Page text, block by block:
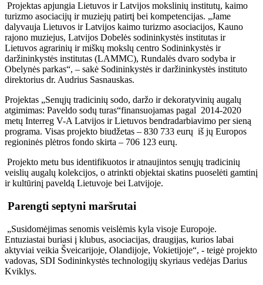
Projektas apjungia Lietuvos ir Latvijos mokslinių institutų, kaimo
turizmo asociacijų ir muziejų patirtį bei kompetencijas. „Jame
dalyvauja Lietuvos ir Latvijos kaimo turizmo asociacijos, Kauno
rajono muziejus, Latvijos Dobelės sodininkystės institutas ir
Lietuvos agrarinių ir miškų mokslų centro Sodininkystės ir
daržininkystės institutas (LAMMC), Rundalės dvaro sodyba ir
Obelynės parkas“, – sakė Sodininkystės ir daržininkystės instituto
direktorius dr. Audrius Sasnauskas.
Projektas „Senųjų tradicinių sodo, daržo ir dekoratyvinių augalų
atgimimas: Paveldo sodų turas“finansuojamas pagal 2014-2020
metų Interreg V-A Latvijos ir Lietuvos bendradarbiavimo per sieną
programa. Visas projekto biudžetas – 830 733 eurų iš jų Europos
regioninės plėtros fondo skirta – 706 123 eurų.
Projekto metu bus identifikuotos ir atnaujintos senųjų tradicinių
veislių augalų kolekcijos, o atrinkti objektai skatins puoselėti gamtinį
ir kultūrinį paveldą Lietuvoje bei Latvijoje.
Parengti septyni maršrutai
„Susidomėjimas senomis veislėmis kyla visoje Europoje.
Entuziastai buriasi į klubus, asociacijas, draugijas, kurios labai
aktyviai veikia Šveicarijoje, Olandijoje, Vokietijoje“, - teigė projekto
vadovas, SDI Sodininkystės technologijų skyriaus vedėjas Darius
Kviklys.